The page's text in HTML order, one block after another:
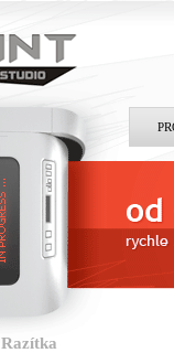
Razítka